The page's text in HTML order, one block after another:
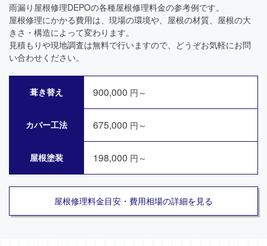
雨漏り屋根修理DEPOの各種屋根修理料金の参考例です。
屋根修理にかかる費用は、現場の環境や、屋根の材質、屋根の大
きさ・構造によって変わります。
見積もりや現地調査は無料で行いますので、どうぞお気軽にお問
い合わせください。
葺き替え 900,000 円～
カバー工法 675,000 円～
屋根塗装 198,000 円～
屋根修理料金目安・費用相場の詳細を見る